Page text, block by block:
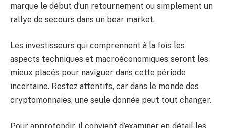
marque le début d’un retournement ou simplement un
rallye de secours dans un bear market.
Les investisseurs qui comprennent à la fois les
aspects techniques et macroéconomiques seront les
mieux placés pour naviguer dans cette période
incertaine. Restez attentifs, car dans le monde des
cryptomonnaies, une seule donnée peut tout changer.
Pour approfondir, il convient d’examiner en détail les